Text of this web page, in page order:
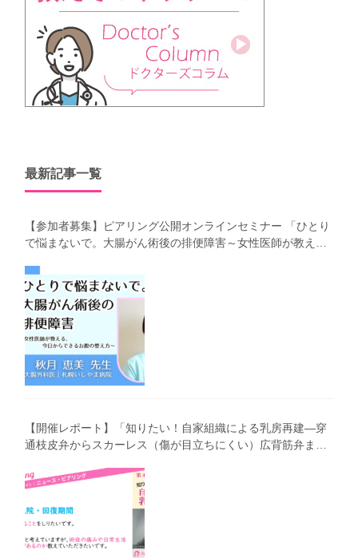
最新記事一覧
【参加者募集】ピアリング公開オンラインセミナー 「ひとり
で悩まないで。大腸がん術後の排便障害～女性医師が教え
【開催レポート】「知りたい！自家組織による乳房再建―穿
通枝皮弁からスカーレス（傷が目立ちにくい）広背筋弁まで